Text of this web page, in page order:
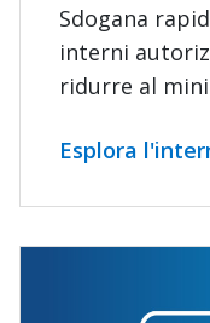
Sdogana
interni
ridurre al
Esplora